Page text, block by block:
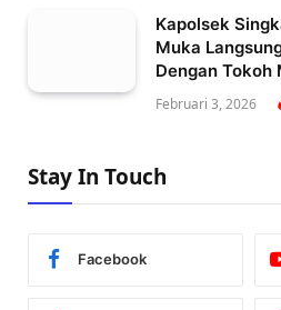
Kapolsek
Muka
Dengan Tokoh
Februari 3, 2026
Stay In Touch
Facebook